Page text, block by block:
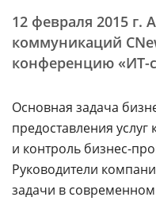
12 февраля 2015 г.
коммуникаций
конференцию «ИТ-
Основная задача
предоставления
и контроль бизнес-
Руководители
задачи в